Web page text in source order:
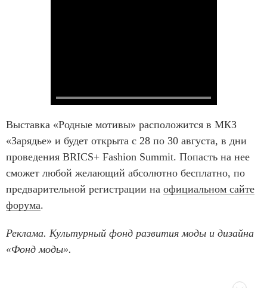
Выставка «Родные мотивы» расположится в МКЗ
«Зарядье» и будет открыта с 28 по 30 августа, в дни
проведения BRICS+ Fashion Summit. Попасть на нее
сможет любой желающий абсолютно бесплатно, по
предварительной регистрации на официальном сайте
форума.
Реклама. Культурный фонд развития моды и дизайна
«Фонд моды».